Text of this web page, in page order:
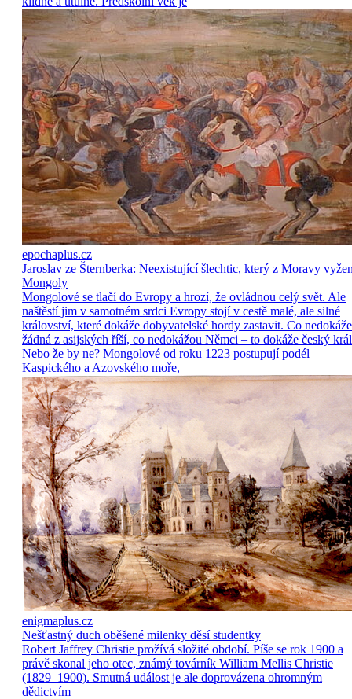
epochaplus.cz
Jaroslav ze Šternberka: Neexistující šlechtic, který z Moravy
Mongoly
Mongolové se tlačí do Evropy a hrozí, že ovládnou celý svět. Ale
naštěstí jim v samotném srdci Evropy stojí v cestě malé, ale silné
království, které dokáže dobyvatelské hordy zastavit. Co nedokáže
žádná z asijských říší, co nedokážou Němci – to dokáže český
Nebo že by ne? Mongolové od roku 1223 postupují podél
Kaspického a Azovského moře,
enigmaplus.cz
Nešťastný duch oběšené milenky děsí studentky
Robert Jaffrey Christie prožívá složité období. Píše se rok 1900 a
právě skonal jeho otec, známý továrník William Mellis Christie
(1829–1900). Smutná událost je ale doprovázena ohromným
dědictvím